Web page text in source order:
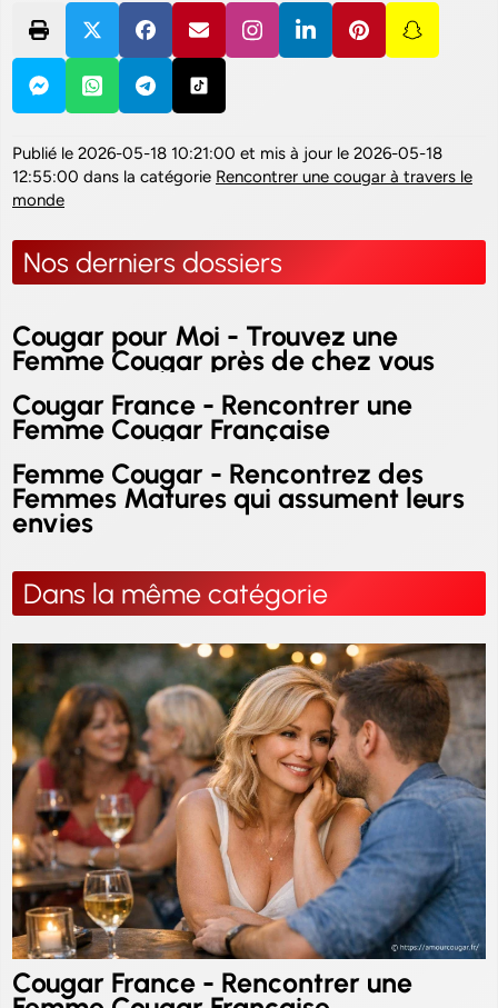
Publié le 2026-05-18 10:21:00 et mis à jour le 2026-05-18
12:55:00 dans la catégorie Rencontrer une cougar à travers le
monde
Nos derniers dossiers
Cougar pour Moi - Trouvez une
Femme Cougar près de chez vous
Cougar France - Rencontrer une
Femme Cougar Française
Femme Cougar - Rencontrez des
Femmes Matures qui assument leurs
envies
Dans la même catégorie
Cougar France - Rencontrer une